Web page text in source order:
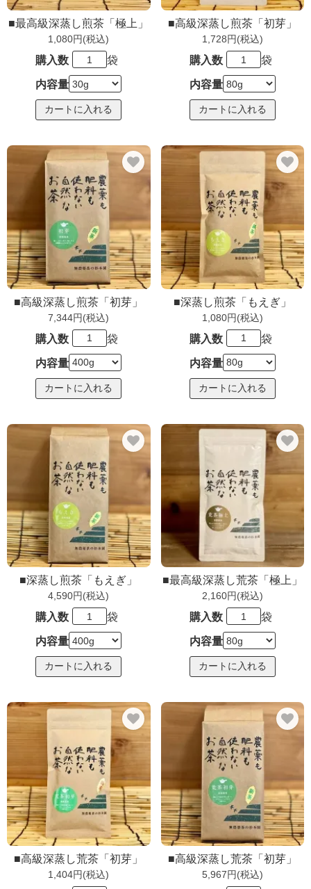
■最高級深蒸し煎茶「極上」
1,080円(税込)
購入数 袋
内容量
■高級深蒸し煎茶「初芽」
1,728円(税込)
購入数 袋
内容量
■高級深蒸し煎茶「初芽」
7,344円(税込)
購入数 袋
内容量
■深蒸し煎茶「もえぎ」
1,080円(税込)
購入数 袋
内容量
■深蒸し煎茶「もえぎ」
4,590円(税込)
購入数 袋
内容量
■最高級深蒸し荒茶「極上」
2,160円(税込)
購入数 袋
内容量
■高級深蒸し荒茶「初芽」
1,404円(税込)
■高級深蒸し荒茶「初芽」
5,967円(税込)